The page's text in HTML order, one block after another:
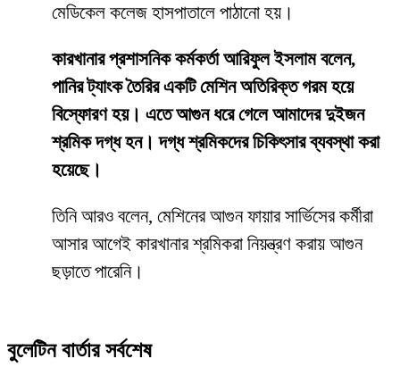
মেডিকেল কলেজ হাসপাতালে পাঠানো হয়।
কারখানার প্রশাসনিক কর্মকর্তা আরিফুল ইসলাম বলেন,
পানির ট্যাংক তৈরির একটি মেশিন অতিরিক্ত গরম হয়ে
বিস্ফোরণ হয়। এতে আগুন ধরে গেলে আমাদের দুইজন
শ্রমিক দগ্ধ হন। দগ্ধ শ্রমিকদের চিকিৎসার ব্যবস্থা করা
হয়েছে।
তিনি আরও বলেন, মেশিনের আগুন ফায়ার সার্ভিসের কর্মীরা
আসার আগেই কারখানার শ্রমিকরা নিয়ন্ত্রণ করায় আগুন
ছড়াতে পারেনি।
বুলেটিন বার্তার সর্বশেষ